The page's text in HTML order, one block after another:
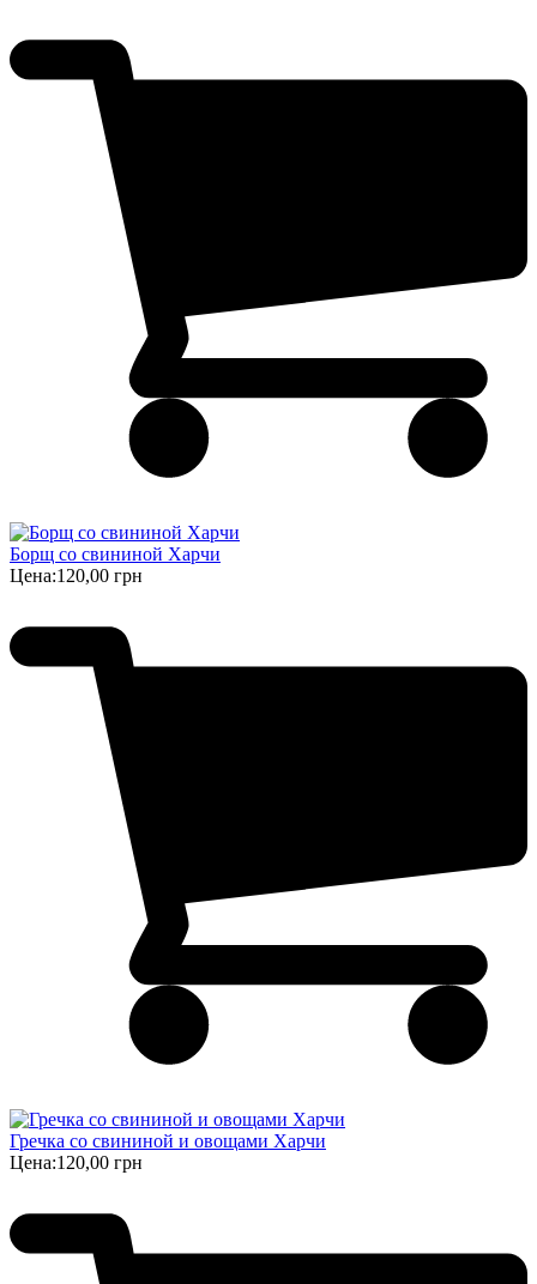
Борщ cо свининой Харчи
Цена:120,00 грн
Гречка со свининой и овощами Харчи
Цена:120,00 грн